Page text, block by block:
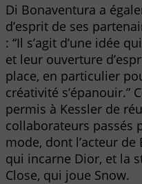
Di Bonaventura a
d’esprit de ses
: “Il s’agit d’une idée
et leur ouverture
place, en particulier
créativité s’épanouir.”
permis à Kessler de
collaborateurs passés
mode, dont l’acteur
qui incarne Dior, et la
Close, qui joue Snow.